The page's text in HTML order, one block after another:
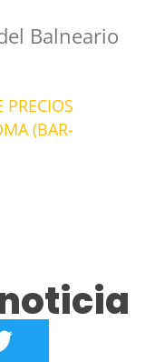
Balneario
(BAR-